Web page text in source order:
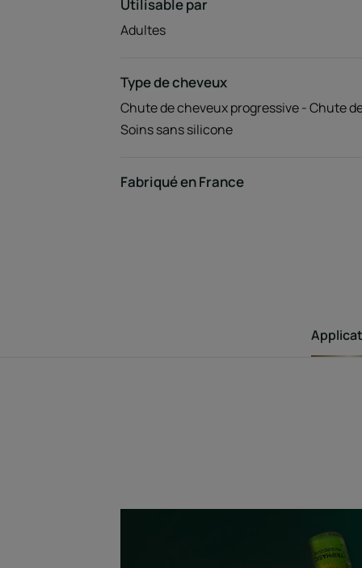
Utilisable par
Adultes
Type de cheveux
Chute de cheveux progressive - Chute
Soins sans silicone
Fabriqué en France